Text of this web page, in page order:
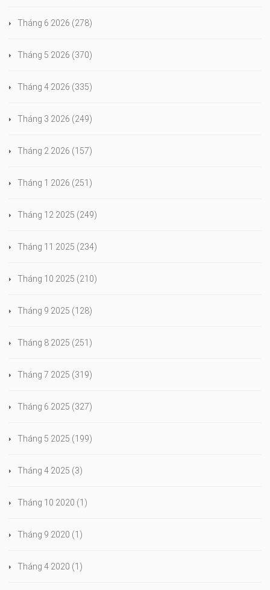
Tháng 6 2026 (278)
Tháng 5 2026 (370)
Tháng 4 2026 (335)
Tháng 3 2026 (249)
Tháng 2 2026 (157)
Tháng 1 2026 (251)
Tháng 12 2025 (249)
Tháng 11 2025 (234)
Tháng 10 2025 (210)
Tháng 9 2025 (128)
Tháng 8 2025 (251)
Tháng 7 2025 (319)
Tháng 6 2025 (327)
Tháng 5 2025 (199)
Tháng 4 2025 (3)
Tháng 10 2020 (1)
Tháng 9 2020 (1)
Tháng 4 2020 (1)